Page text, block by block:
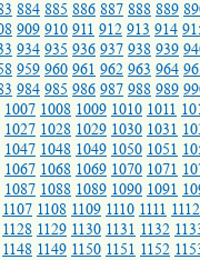
884 885 886 887 888 889
909 910 911 912 913 914
934 935 936 937 938 939
959 960 961 962 963 964
984 985 986 987 988 989
1007 1008 1009 1010 1011
1027 1028 1029 1030 1031
1047 1048 1049 1050 1051
1067 1068 1069 1070 1071
1087 1088 1089 1090 1091
1107 1108 1109 1110 1111 1112
1128 1129 1130 1131 1132
1148 1149 1150 1151 1152